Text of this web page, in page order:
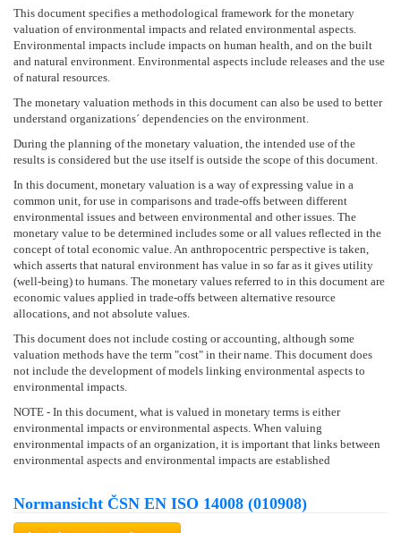
This document specifies a methodological framework for the monetary
valuation of environmental impacts and related environmental aspects.
Environmental impacts include impacts on human health, and on the built
and natural environment. Environmental aspects include releases and the use
of natural resources.
The monetary valuation methods in this document can also be used to better
understand organizations´ dependencies on the environment.
During the planning of the monetary valuation, the intended use of the
results is considered but the use itself is outside the scope of this document.
In this document, monetary valuation is a way of expressing value in a
common unit, for use in comparisons and trade-offs between different
environmental issues and between environmental and other issues. The
monetary value to be determined includes some or all values reflected in the
concept of total economic value. An anthropocentric perspective is taken,
which asserts that natural environment has value in so far as it gives utility
(well-being) to humans. The monetary values referred to in this document are
economic values applied in trade-offs between alternative resource
allocations, and not absolute values.
This document does not include costing or accounting, although some
valuation methods have the term "cost" in their name. This document does
not include the development of models linking environmental aspects to
environmental impacts.
NOTE - In this document, what is valued in monetary terms is either
environmental impacts or environmental aspects. When valuing
environmental impacts of an organization, it is important that links between
environmental aspects and environmental impacts are established
Normansicht ČSN EN ISO 14008 (010908)